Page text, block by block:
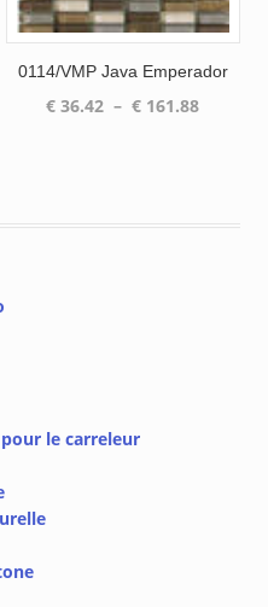
0114/VMP Java Emperador
€ 36.42 – € 161.88Plage
le carreleur